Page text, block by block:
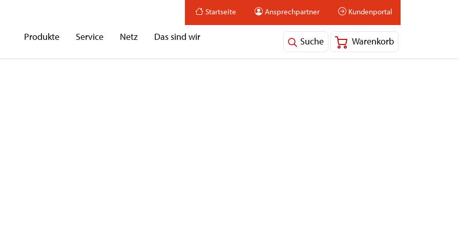
Startseite Ansprechpartner Kundenportal
Produkte Service Netz Das sind wir Suche Warenkorb